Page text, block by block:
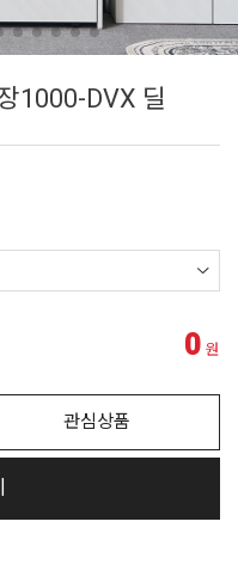
1000-DVX 딜
0 원
관심상품